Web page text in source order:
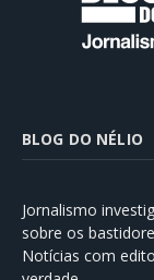
BLOG DO NÉLIO
Jornalismo
sobre os
Notícias com